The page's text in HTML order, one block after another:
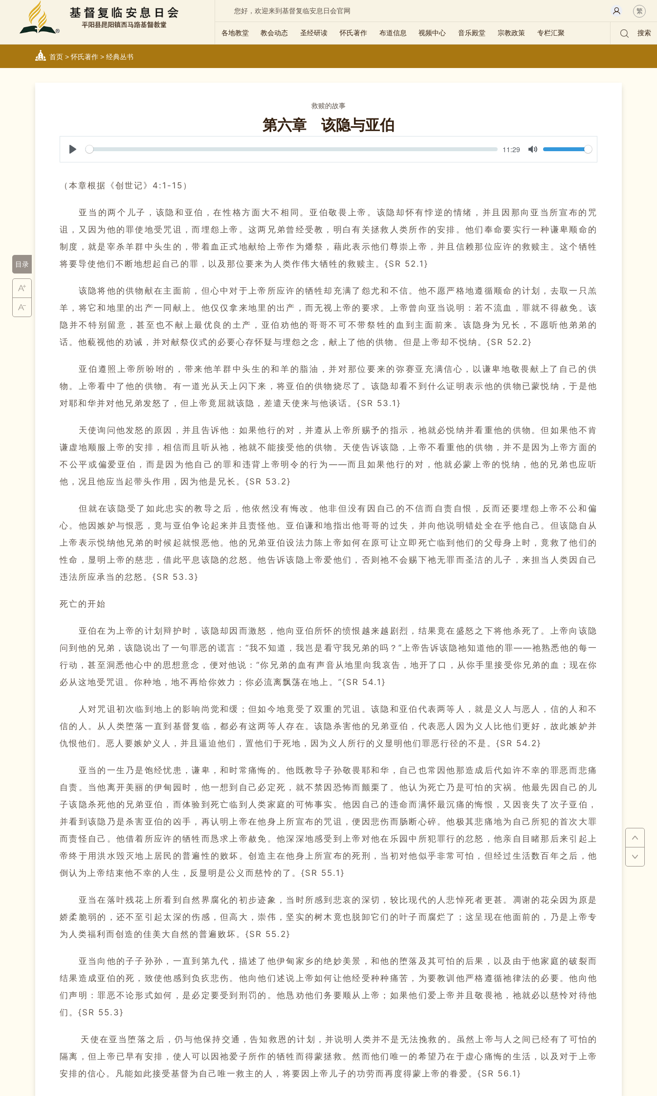
您好，欢迎来到基督复临安息日会官网 繁
各地教堂 教会动态 圣经研读 怀氏著作 布道信息 视频中心 音乐殿堂 宗教政策 专栏汇聚 搜索
首页>怀氏著作> 经典丛书
救赎的故事
第六章 该隐与亚伯
Seek Current
11:29 Volume
（本章根据《创世记》4:1-15）
亚当的两个儿子，该隐和亚伯，在性格方面大不相同。亚伯敬畏上帝。该隐却怀有悖逆的情绪，并且因那向亚当所宣布的咒
诅，又因为他的罪使地受咒诅，而埋怨上帝。这两兄弟曾经受教，明白有关拯救人类所作的安排。他们奉命要实行一种谦卑顺命的
制度，就是宰杀羊群中头生的，带着血正式地献给上帝作为燔祭，藉此表示他们尊崇上帝，并且信赖那位应许的救赎主。这个牺牲
将要导使他们不断地想起自己的罪，以及那位要来为人类作伟大牺牲的救赎主。{SR 52.1}
该隐将他的供物献在主面前，但心中对于上帝所应许的牺牲却充满了怨尤和不信。他不愿严格地遵循顺命的计划，去取一只羔
羊，将它和地里的出产一同献上。他仅仅拿来地里的出产，而无视上帝的要求。上帝曾向亚当说明：若不流血，罪就不得赦免。该
隐并不特别留意，甚至也不献上最优良的土产，亚伯劝他的哥哥不可不带祭牲的血到主面前来。该隐身为兄长，不愿听他弟弟的
话。他藐视他的劝诫，并对献祭仪式的必要心存怀疑与埋怨之念，献上了他的供物。但是上帝却不悦纳。{SR 52.2}
亚伯遵照上帝所吩咐的，带来他羊群中头生的和羊的脂油，并对那位要来的弥赛亚充满信心，以谦卑地敬畏献上了自己的供
物。上帝看中了他的供物。有一道光从天上闪下来，将亚伯的供物烧尽了。该隐却看不到什么证明表示他的供物已蒙悦纳，于是他
对耶和华并对他兄弟发怒了，但上帝竟屈就该隐，差遣天使来与他谈话。{SR 53.1}
天使询问他发怒的原因，并且告诉他：如果他行的对，并遵从上帝所赐予的指示，祂就必悦纳并看重他的供物。但如果他不肯
谦虚地顺服上帝的安排，相信而且听从祂，祂就不能接受他的供物。天使告诉该隐，上帝不看重他的供物，并不是因为上帝方面的
不公平或偏爱亚伯，而是因为他自己的罪和违背上帝明令的行为——而且如果他行的对，他就必蒙上帝的悦纳，他的兄弟也应听
他，况且他应当起带头作用，因为他是兄长。{SR 53.2}
但就在该隐受了如此忠实的教导之后，他依然没有悔改。他非但没有因自己的不信而自责自恨，反而还要埋怨上帝不公和偏
心。他因嫉妒与恨恶，竟与亚伯争论起来并且责怪他。亚伯谦和地指出他哥哥的过失，并向他说明错处全在乎他自己。但该隐自从
上帝表示悦纳他兄弟的时候起就恨恶他。他的兄弟亚伯设法力陈上帝如何在原可让立即死亡临到他们的父母身上时，竟救了他们的
性命，显明上帝的慈悲，借此平息该隐的忿怒。他告诉该隐上帝爱他们，否则祂不会赐下祂无罪而圣洁的儿子，来担当人类因自己
违法所应承当的忿怒。{SR 53.3}
死亡的开始
亚伯在为上帝的计划辩护时，该隐却因而激怒，他向亚伯所怀的愤恨越来越剧烈，结果竟在盛怒之下将他杀死了。上帝向该隐
问到他的兄弟，该隐说出了一句罪恶的谎言：“我不知道，我岂是看守我兄弟的吗？”上帝告诉该隐祂知道他的罪——祂熟悉他的每一
行动，甚至洞悉他心中的思想意念，便对他说：“你兄弟的血有声音从地里向我哀告，地开了口，从你手里接受你兄弟的血；现在你
必从这地受咒诅。你种地，地不再给你效力；你必流离飘荡在地上。”{SR 54.1}
人对咒诅初次临到地上的影响尚觉和缓；但如今地竟受了双重的咒诅。该隐和亚伯代表两等人，就是义人与恶人，信的人和不
信的人。从人类堕落一直到基督复临，都必有这两等人存在。该隐杀害他的兄弟亚伯，代表恶人因为义人比他们更好，故此嫉妒并
仇恨他们。恶人要嫉妒义人，并且逼迫他们，置他们于死地，因为义人所行的义显明他们罪恶行径的不是。{SR 54.2}
亚当的一生乃是饱经忧患，谦卑，和时常痛悔的。他既教导子孙敬畏耶和华，自己也常因他那造成后代如许不幸的罪恶而悲痛
自责。当他离开美丽的伊甸园时，他一想到自己必定死，就不禁因恐怖而颤栗了。他认为死亡乃是可怕的灾祸。他最先因自己的儿
子该隐杀死他的兄弟亚伯，而体验到死亡临到人类家庭的可怖事实。他因自己的违命而满怀最沉痛的悔恨，又因丧失了次子亚伯，
并看到该隐乃是杀害亚伯的凶手，再认明上帝在他身上所宣布的咒诅，便因悲伤而肠断心碎。他极其悲痛地为自己所犯的首次大罪
而责怪自己。他借着所应许的牺牲而恳求上帝赦免。他深深地感受到上帝对他在乐园中所犯罪行的忿怒，他亲自目睹那后来引起上
帝终于用洪水毁灭地上居民的普遍性的败坏。创造主在他身上所宣布的死刑，当初对他似乎非常可怕，但经过生活数百年之后，他
倒认为上帝结束他不幸的人生，反显明是公义而慈怜的了。{SR 55.1}
亚当在落叶残花上所看到自然界腐化的初步迹象，当时所感到悲哀的深切，较比现代的人悲悼死者更甚。凋谢的花朵因为原是
娇柔脆弱的，还不至引起太深的伤感，但高大，崇伟，坚实的树木竟也脱卸它们的叶子而腐烂了；这呈现在他面前的，乃是上帝专
为人类福利而创造的佳美大自然的普遍败坏。{SR 55.2}
亚当向他的子子孙孙，一直到第九代，描述了他伊甸家乡的绝妙美景，和他的堕落及其可怕的后果，以及由于他家庭的破裂而
结果造成亚伯的死，致使他感到负疚悲伤。他向他们述说上帝如何让他经受种种痛苦，为要教训他严格遵循祂律法的必要。他向他
们声明：罪恶不论形式如何，是必定要受到刑罚的。他恳劝他们务要顺从上帝；如果他们爱上帝并且敬畏祂，祂就必以慈怜对待他
们。{SR 55.3}
天使在亚当堕落之后，仍与他保持交通，告知救恩的计划，并说明人类并不是无法挽救的。虽然上帝与人之间已经有了可怕的
隔离，但上帝已早有安排，使人可以因祂爱子所作的牺牲而得蒙拯救。然而他们唯一的希望乃在于虚心痛悔的生活，以及对于上帝
安排的信心。凡能如此接受基督为自己唯一救主的人，将要因上帝儿子的功劳而再度得蒙上帝的眷爱。{SR 56.1}
目录